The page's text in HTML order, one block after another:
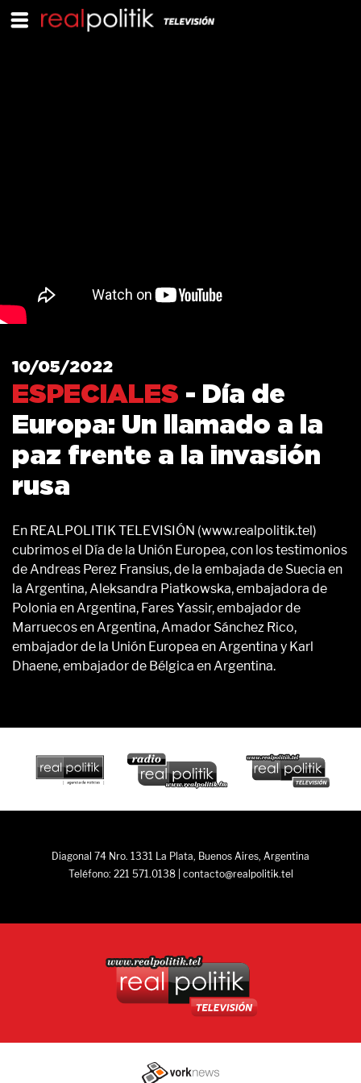
10/05/2022
ESPECIALES - Día de
Europa: Un llamado a la
paz frente a la invasión
rusa
En REALPOLITIK TELEVISIÓN (www.realpolitik.tel)
cubrimos el Día de la Unión Europea, con los testimonios
de Andreas Perez Fransius, de la embajada de Suecia en
la Argentina, Aleksandra Piatkowska, embajadora de
Polonia en Argentina, Fares Yassir, embajador de
Marruecos en Argentina, Amador Sánchez Rico,
embajador de la Unión Europea en Argentina y Karl
Dhaene, embajador de Bélgica en Argentina.
Diagonal 74 Nro. 1331 La Plata, Buenos Aires, Argentina
Teléfono: 221 571.0138 | contacto@realpolitik.tel